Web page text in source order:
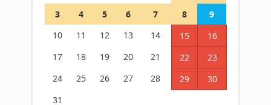
3
4 5 6 7 8
9
10
11 12 13 14 15
16
17
18 19 20 21 22
23
24
25 26 27 28 29
30
31